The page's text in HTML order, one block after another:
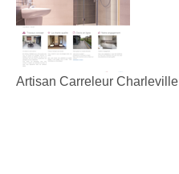
Artisan Carreleur Charleville